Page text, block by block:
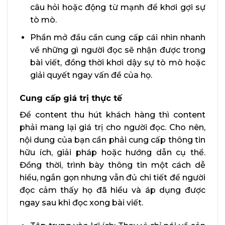
câu hỏi hoặc động từ mạnh để khơi gợi sự
tò mò.
Phần mở đầu cần cung cấp cái nhìn nhanh
về những gì người đọc sẽ nhận được trong
bài viết, đồng thời khơi dậy sự tò mò hoặc
giải quyết ngay vấn đề của họ.
Cung cấp giá trị thực tế
Để content thu hút khách hàng thì content
phải mang lại giá trị cho người đọc. Cho nên,
nội dung của bạn cần phải cung cấp thông tin
hữu ích, giải pháp hoặc hướng dẫn cụ thể.
Đồng thời, trình bày thông tin một cách dễ
hiểu, ngắn gọn nhưng vẫn đủ chi tiết để người
đọc cảm thấy họ đã hiểu và áp dụng được
ngay sau khi đọc xong bài viết.